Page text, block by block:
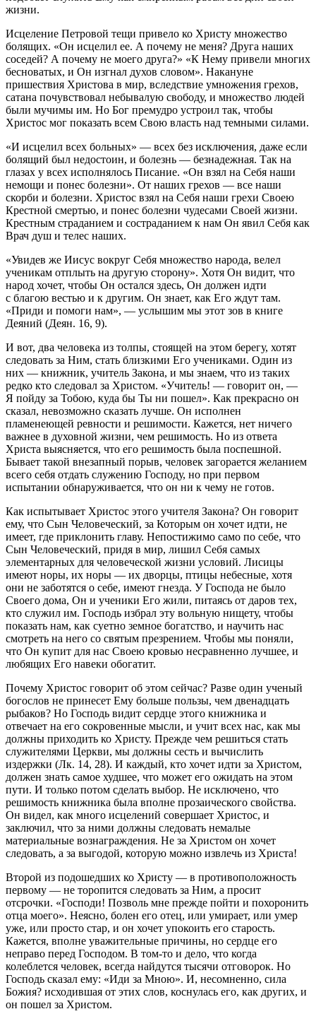
жизни.
Исцеление Петровой тещи привело ко Христу множество
болящих. «Он исцелил ее. А почему не меня? Друга наших
соседей? А почему не моего друга?» «К Нему привели многих
бесноватых, и Он изгнал духов словом». Накануне
пришествия Христова в мир, вследствие умножения грехов,
сатана почувствовал небывалую свободу, и множество людей
были мучимы им. Но Бог премудро устроил так, чтобы
Христос мог показать всем Свою власть над темными силами.
«И исцелил всех больных» — всех без исключения, даже если
болящий был недостоин, и болезнь — безнадежная. Так на
глазах у всех исполнялось Писание. «Он взял на Себя наши
немощи и понес болезни». От наших грехов — все наши
скорби и болезни. Христос взял на Себя наши грехи Своею
Крестной смертью, и понес болезни чудесами Своей жизни.
Крестным страданием и состраданием к нам Он явил Себя как
Врач душ и телес наших.
«Увидев же Иисус вокруг Себя множество народа, велел
ученикам отплыть на другую сторону». Хотя Он видит, что
народ хочет, чтобы Он остался здесь, Он должен идти
с благою вестью и к другим. Он знает, как Его ждут там.
«Приди и помоги нам», — услышим мы этот зов в книге
Деяний (Деян. 16, 9).
И вот, два человека из толпы, стоящей на этом берегу, хотят
следовать за Ним, стать близкими Его учениками. Один из
них — книжник, учитель Закона, и мы знаем, что из таких
редко кто следовал за Христом. «Учитель! — говорит он, —
Я пойду за Тобою, куда бы Ты ни пошел». Как прекрасно он
сказал, невозможно сказать лучше. Он исполнен
пламенеющей ревности и решимости. Кажется, нет ничего
важнее в духовной жизни, чем решимость. Но из ответа
Христа выясняется, что его решимость была поспешной.
Бывает такой внезапный порыв, человек загорается желанием
всего себя отдать служению Господу, но при первом
испытании обнаруживается, что он ни к чему не готов.
Как испытывает Христос этого учителя Закона? Он говорит
ему, что Сын Человеческий, за Которым он хочет идти, не
имеет, где приклонить главу. Непостижимо само по себе, что
Сын Человеческий, придя в мир, лишил Себя самых
элементарных для человеческой жизни условий. Лисицы
имеют норы, их норы — их дворцы, птицы небесные, хотя
они не заботятся о себе, имеют гнезда. У Господа не было
Своего дома, Он и ученики Его жили, питаясь от даров тех,
кто служил им. Господь избрал эту вольную нищету, чтобы
показать нам, как суетно земное богатство, и научить нас
смотреть на него со святым презрением. Чтобы мы поняли,
что Он купит для нас Своею кровью несравненно лучшее, и
любящих Его навеки обогатит.
Почему Христос говорит об этом сейчас? Разве один ученый
богослов не принесет Ему больше пользы, чем двенадцать
рыбаков? Но Господь видит сердце этого книжника и
отвечает на его сокровенные мысли, и учит всех нас, как мы
должны приходить ко Христу. Прежде чем решиться стать
служителями Церкви, мы должны сесть и вычислить
издержки (Лк. 14, 28). И каждый, кто хочет идти за Христом,
должен знать самое худшее, что может его ожидать на этом
пути. И только потом сделать выбор. Не исключено, что
решимость книжника была вполне прозаического свойства.
Он видел, как много исцелений совершает Христос, и
заключил, что за ними должны следовать немалые
материальные вознаграждения. Не за Христом он хочет
следовать, а за выгодой, которую можно извлечь из Христа!
Второй из подошедших ко Христу — в противоположность
первому — не торопится следовать за Ним, а просит
отсрочки. «Господи! Позволь мне прежде пойти и похоронить
отца моего». Неясно, болен его отец, или умирает, или умер
уже, или просто стар, и он хочет упокоить его старость.
Кажется, вполне уважительные причины, но сердце его
неправо перед Господом. В том-то и дело, что когда
колеблется человек, всегда найдутся тысячи отговорок. Но
Господь сказал ему: «Иди за Мною». И, несомненно, сила
Божия? исходившая от этих слов, коснулась его, как других, и
он пошел за Христом.